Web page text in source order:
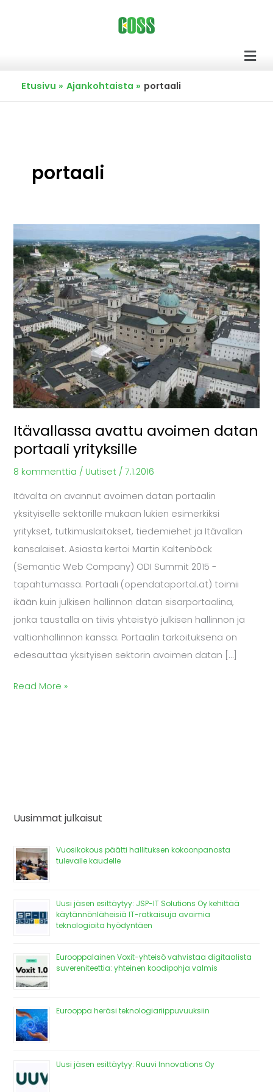
Etusivu Ajankohtaista portaali
portaali
Itävallassa avattu avoimen datan
portaali yrityksille
8 kommenttia / Uutiset /7.1.2016
Itävalta on avannut avoimen datan portaalin
yksityiselle sektorille mukaan lukien esimerkiksi
yritykset, tutkimuslaitokset, tiedemiehet ja Itävallan
kansalaiset. Asiasta kertoi Martin Kaltenböck
(Semantic Web Company) ODI Summit 2015 -
tapahtumassa. Portaali (opendataportal.at) toimii
ikään kuin julkisen hallinnon datan sisarportaalina,
jonka taustalla on tiivis yhteistyö julkisen hallinnon ja
valtionhallinnon kanssa. Portaalin tarkoituksena on
edesauttaa yksityisen sektorin avoimen datan […]
avattu
avoimen
datan
portaali
yrityksille
Read More »
Uusimmat julkaisut
Vuosikokous päätti hallituksen kokoonpanosta
tulevalle kaudelle
Uusi jäsen esittäytyy: JSP-IT Solutions Oy kehittää
käytännönläheisiä IT-ratkaisuja avoimia
teknologioita hyödyntäen
Eurooppalainen Voxit-yhteisö vahvistaa digitaalista
suvereniteettia: yhteinen koodipohja valmis
Eurooppa heräsi teknologiariippuvuuksiin
Uusi jäsen esittäytyy: Ruuvi Innovations Oy